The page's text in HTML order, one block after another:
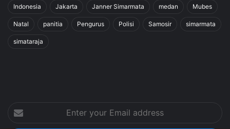
Indonesia Jakarta Janner Simarmata medan Mubes
Natal panitia Pengurus Polisi Samosir simarmata
simataraja
Enter
your